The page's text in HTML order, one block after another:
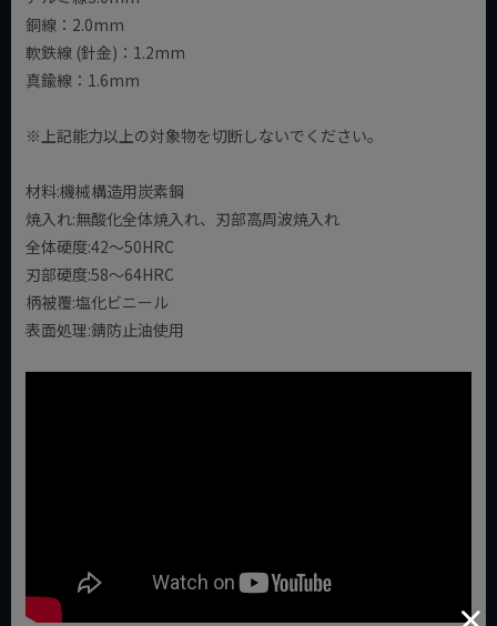
銅線：2.0mm
軟鉄線 (針金)：1.2mm
真鍮線：1.6mm
※上記能力以上の対象物を切断しないでください。
材料:機械構造用炭素鋼
焼入れ:無酸化全体焼入れ、刃部高周波焼入れ
全体硬度:42～50HRC
刃部硬度:58～64HRC
柄被覆:塩化ビニール
表面処理:錆防止油使用